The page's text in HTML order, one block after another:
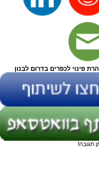
פינוי לכפרים בדרום לבנון
תגובה!